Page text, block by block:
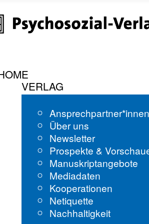
VERLAG
Über uns
Newsletter
Prospekte &
Manuskriptangebote
Mediadaten
Kooperationen
Netiquette
Nachhaltigkeit